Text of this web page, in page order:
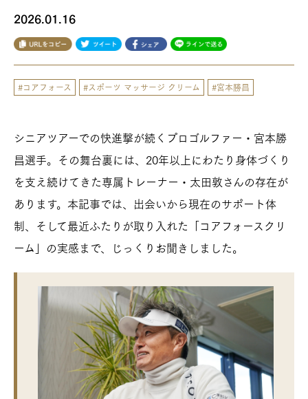
2026.01.16
#コアフォース #スポーツ マッサージ クリーム #宮本勝昌
シニアツアーでの快進撃が続くプロゴルファー・宮本勝
昌選手。その舞台裏には、20年以上にわたり身体づくり
を支え続けてきた専属トレーナー・太田敦さんの存在が
あります。本記事では、出会いから現在のサポート体
制、そして最近ふたりが取り入れた「コアフォースクリ
ーム」の実感まで、じっくりお聞きしました。